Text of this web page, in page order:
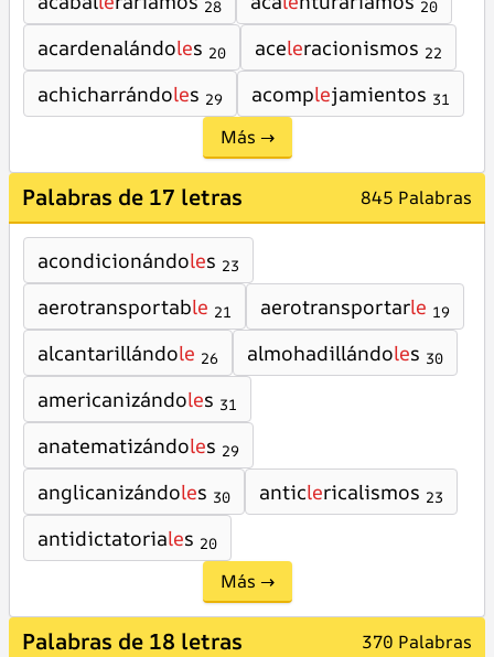
28 20
acardenalándoles 20 aceleracionismos 22
achicharrándoles 29 acomplejamientos 31
Más →
Palabras de 17 letras 845 Palabras
acondicionándoles 23
aerotransportable 21 aerotransportarle 19
alcantarillándole 26 almohadillándoles 30
americanizándoles 31
anatematizándoles 29
anglicanizándoles 30 anticlericalismos 23
antidictatoriales 20
Más →
Palabras de 18 letras 370 Palabras